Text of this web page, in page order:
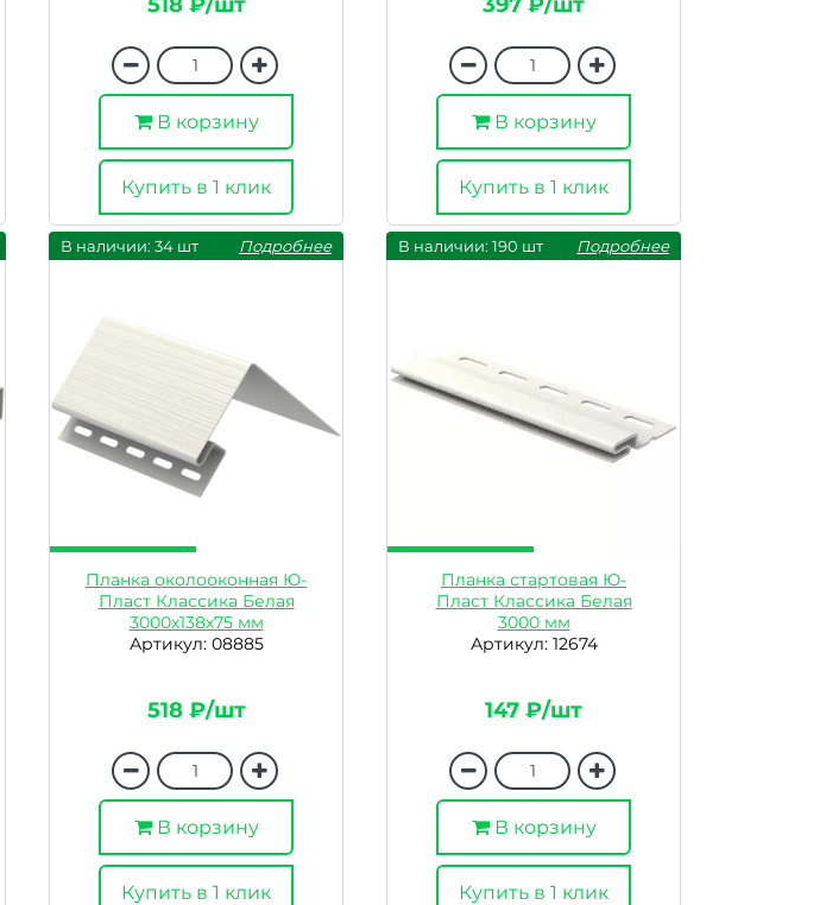
В корзину
Купить в 1 клик
В корзину
Купить в 1 клик
В наличии: 34 шт Подробнее
Планка околооконная Ю-
Пласт Классика Белая
3000х138х75 мм
Артикул: 08885
518 ₽/шт
В корзину
Купить в 1 клик
В наличии: 190 шт Подробнее
Планка стартовая Ю-
Пласт Классика Белая
3000 мм
Артикул: 12674
147 ₽/шт
В корзину
Купить в 1 клик